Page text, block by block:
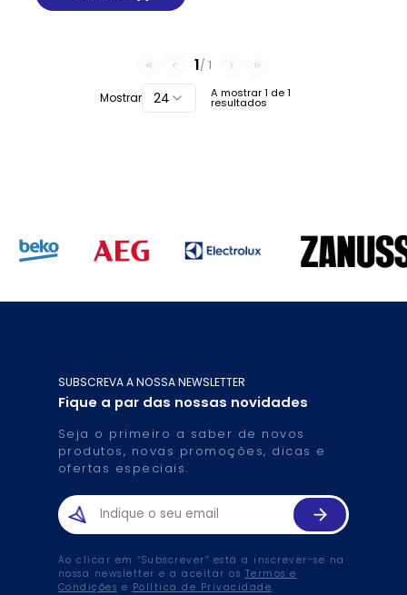
A mostrar1 de1
resultados
1/1
Mostrar 24
SUBSCREVA A NOSSA NEWSLETTER
Fique a par das nossas novidades
Seja o primeiro a saber de novos
produtos, novas promoções, dicas e
ofertas especiais.
Ao clicar em “Subscrever” está a inscrever-se na
nossa newsletter e a aceitar os Termos e
Condições e Política de Privacidade.